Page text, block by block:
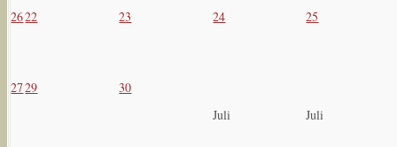
2622 23 24 25
2729
30
Juli
Juli